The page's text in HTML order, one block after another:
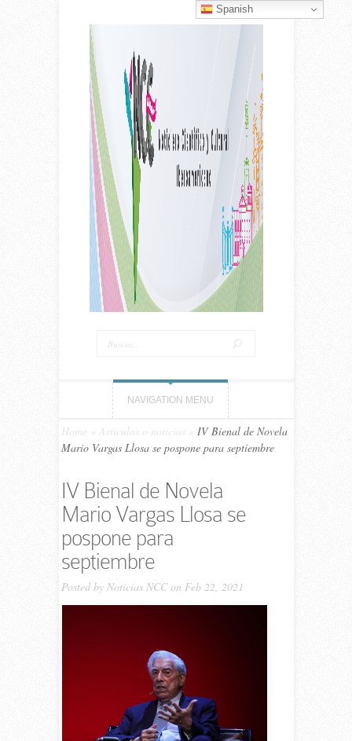
NAVIGATION MENU
Home Artículos o noticias
IV Bienal de Novela
Mario Vargas Llosa se pospone para septiembre
IV Bienal de Novela
Mario Vargas Llosa se
pospone para
septiembre
Posted by Noticias NCCon Feb 22, 2021
Spanish